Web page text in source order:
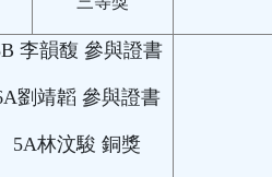
李韻馥 參與證書
劉靖韜 參與證書
5A林汶駿 銅獎